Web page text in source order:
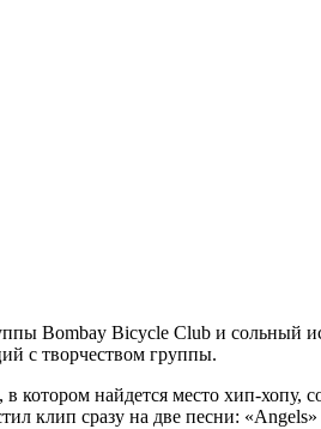
Bombay Bicycle Club и сольный
с творчеством группы.
, в котором найдется место хип-хопу,
клип сразу на две песни: «Angels»